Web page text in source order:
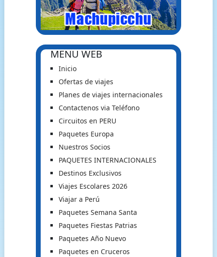
MENU WEB
Inicio
Ofertas de viajes
Planes de viajes internacionales
Contactenos via Teléfono
Circuitos en PERU
Paquetes Europa
Nuestros Socios
PAQUETES INTERNACIONALES
Destinos Exclusivos
Viajes Escolares 2026
Viajar a Perú
Paquetes Semana Santa
Paquetes Fiestas Patrias
Paquetes Año Nuevo
Paquetes en Cruceros